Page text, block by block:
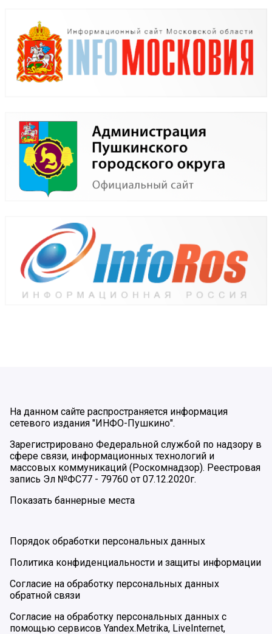
На данном сайте распространяется информация
сетевого издания "ИНФО-Пушкино".
Зарегистрировано Федеральной службой по надзору в
сфере связи, информационных технологий и
массовых коммуникаций (Роскомнадзор). Реестровая
запись Эл №ФС77 - 79760 от 07.12.2020г.
Показать баннерные места
Порядок обработки персональных данных
Политика конфиденциальности и защиты информации
Согласие на обработку персональных данных
обратной связи
Согласие на обработку персональных данных с
помощью сервисов Yandex.Metrika, LiveInternet,